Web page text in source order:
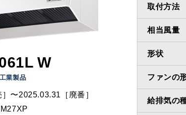
W
業製品
〜2025.03.31［廃番］
取付方法
相当風量
形状
ファンの
給排気の